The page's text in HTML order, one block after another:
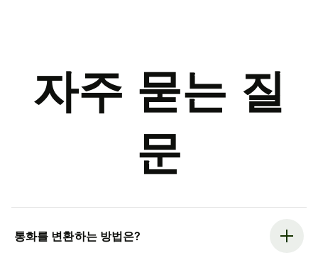
자주 묻는 질
문
통화를 변환하는 방법은?